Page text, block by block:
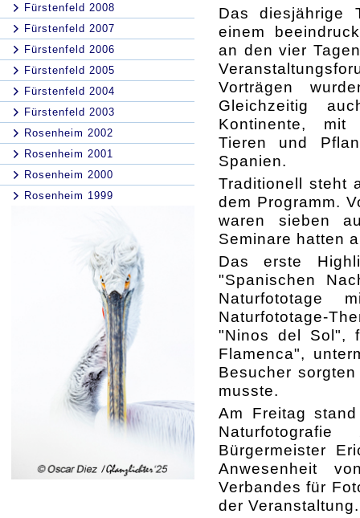
Fürstenfeld 2008
Fürstenfeld 2007
Fürstenfeld 2006
Fürstenfeld 2005
Fürstenfeld 2004
Fürstenfeld 2003
Rosenheim 2002
Rosenheim 2001
Rosenheim 2000
Rosenheim 1999
Das diesjährige
einem
an den vier
Vorträgen
Gleichzeitig
Kontinente, mit
Tieren und
Spanien.
Traditionell steht
dem Programm.
waren sieben
Seminare hatten
Das erste
"Spanischen
Naturfototage
Naturfototage-
"Ninos del Sol",
Flamenca",
Besucher
musste.
Am Freitag
Bürgermeister
Anwesenheit
Verbandes für
der Veranstaltung.